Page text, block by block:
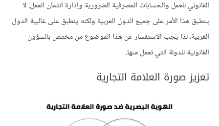
القانوني للعمل والحسابات المصرفية الضرورية وإدارة ائتمان العمل. لا
ينطبق هذا اﻷمر على جميع الدول العربية ولكنه ينطبق على غالبية الدول
الغربية، لذا يجب اﻻستفسار عن هذا الموضوع من مختص بالشؤون
القانونية للدولة التي تعمل منها.
تعزيز صورة العلامة التجارية